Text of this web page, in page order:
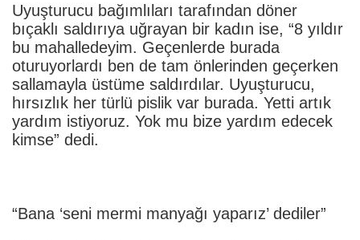
Uyuşturucu bağımlıları tarafından döner
bıçaklı saldırıya uğrayan bir kadın ise, “8 yıldır
bu mahalledeyim. Geçenlerde burada
oturuyorlardı ben de tam önlerinden geçerken
sallamayla üstüme saldırdılar. Uyuşturucu,
hırsızlık her türlü pislik var burada. Yetti artık
yardım istiyoruz. Yok mu bize yardım edecek
kimse” dedi.
“Bana ‘seni mermi manyağı yaparız’ dediler”